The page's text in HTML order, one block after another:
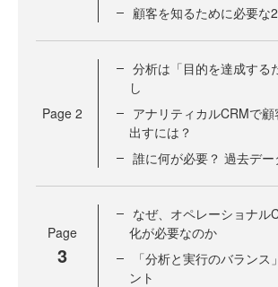
顧客を知るために必要な
Page 2
分析は「目的を達成する
し
アナリティカルCRMで顧
出すには？
誰に何が必要？ 過去デ
Page
3
なぜ、オペレーショナル
化が必要なのか
「分析と実行のバランス
ント